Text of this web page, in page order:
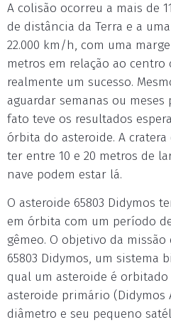
A colisão ocorreu a mais de
de distância da Terra e a
22.000 km/h, com uma
metros em relação ao centro
realmente um sucesso.
aguardar semanas ou
fato teve os resultados
órbita do asteroide. A cratera
ter entre 10 e 20 metros de
nave podem estar lá.
O asteroide 65803 Didymos
em órbita com um período
gêmeo. O objetivo da
65803 Didymos, um sistema
qual um asteroide é
asteroide primário (Didymos
diâmetro e seu pequeno